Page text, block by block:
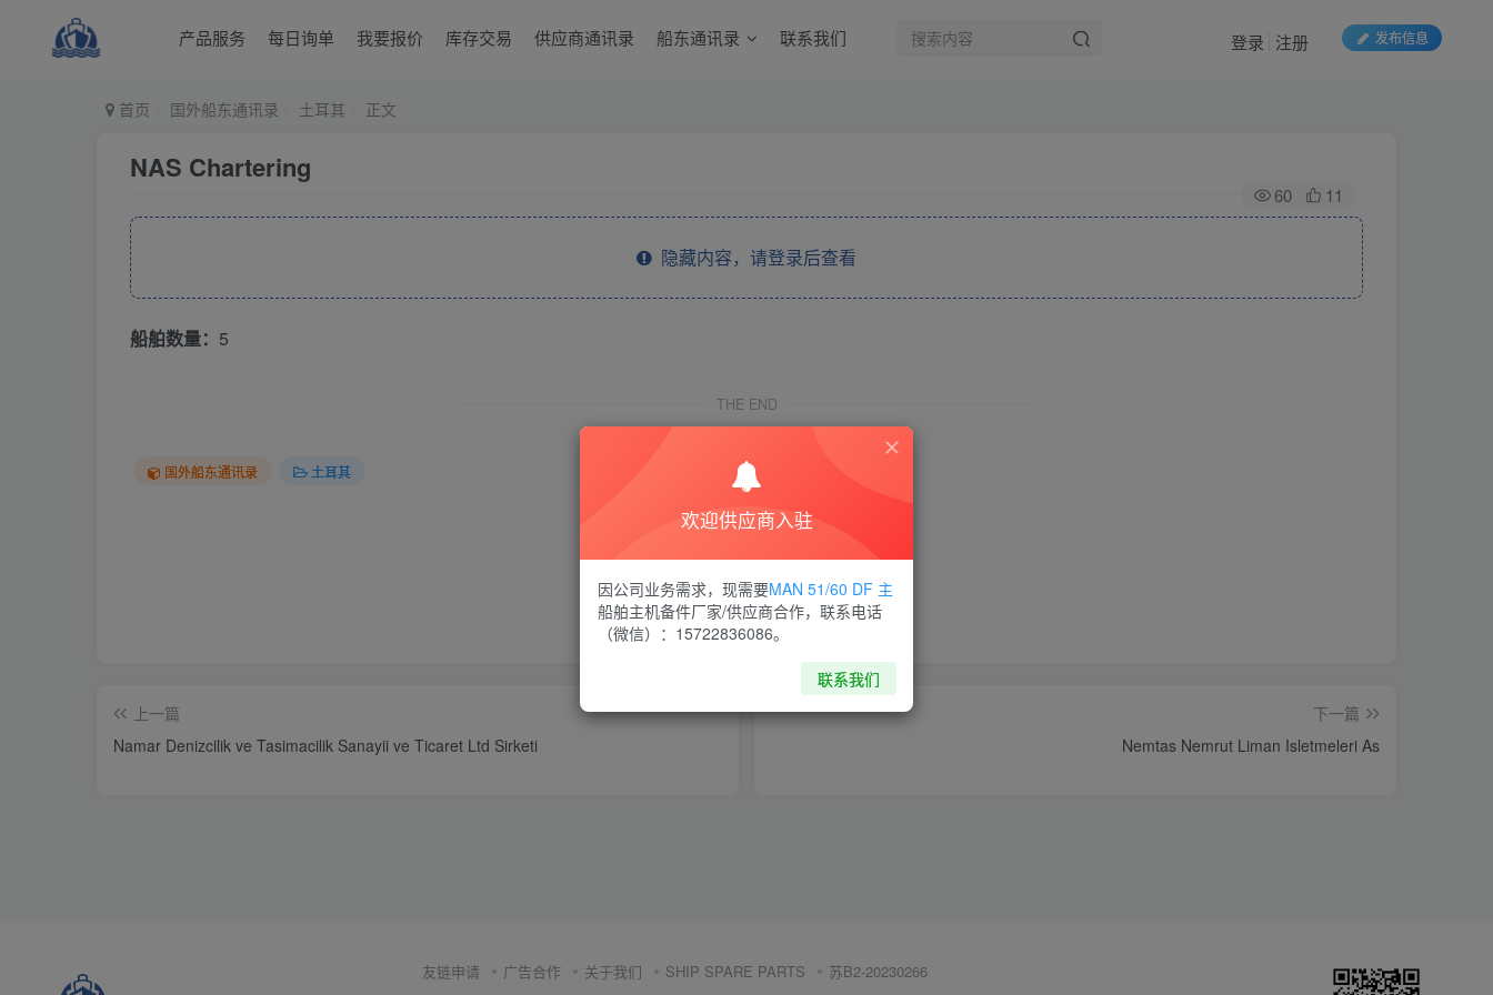
产品服务 每日询单 我要报价 库存交易 供应商通讯录 船东通讯录 联系我们 发布信息
登录 注册
首页 国外船东通讯录 土耳其 正文
NAS Chartering
60 11
隐藏内容，请登录后查看
船舶数量： 5
THE END
国外船东通讯录 土耳其
喜欢就支持一下吧
点赞11 分享 收藏
上一篇
Namar Denizcilik ve Tasimacilik Sanayii ve Ticaret Ltd Sirketi
下一篇
Nemtas Nemrut Liman Isletmeleri As
友链申请 广告合作 关于我们 SHIP SPARE PARTS 苏B2-20230266
欢迎供应商入驻
因公司业务需求，现需要MAN 51/60 DF 主
船舶主机备件厂家/供应商合作，联系电话
（微信）：15722836086。
联系我们